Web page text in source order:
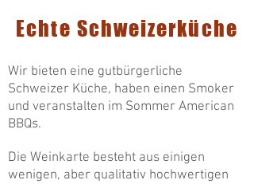
Echte Schweizerküche
Wir bieten eine gutbürgerliche
Schweizer Küche, haben einen Smoker
und veranstalten im Sommer American
BBQs.
Die Weinkarte besteht aus einigen
wenigen, aber qualitativ hochwertigen